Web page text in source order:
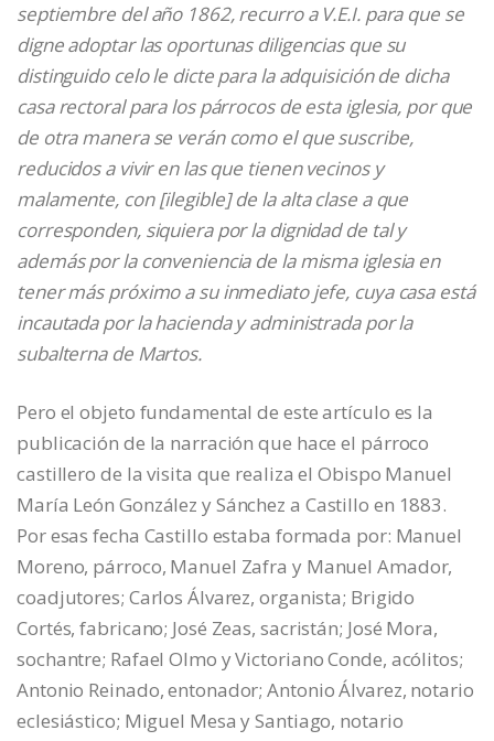
septiembre del año 1862, recurro a V.E.I. para que se
digne adoptar las oportunas diligencias que su
distinguido celo le dicte para la adquisición de dicha
casa rectoral para los párrocos de esta iglesia, por que
de otra manera se verán como el que suscribe,
reducidos a vivir en las que tienen vecinos y
malamente, con[ilegible]de la alta clase a que
corresponden, siquiera por la dignidad de tal y
además por la conveniencia de la misma iglesia en
tener más próximo a su inmediato jefe, cuya casa está
incautada por la hacienda y administrada por la
subalterna de Martos.
Pero el objeto fundamental de este artículo es la
publicación de la narración que hace el párroco
castillero de la visita que realiza el Obispo Manuel
María León González y Sánchez a Castillo en 1883.
Por esas fecha Castillo estaba formada por: Manuel
Moreno, párroco, Manuel Zafra y Manuel Amador,
coadjutores; Carlos Álvarez, organista; Brigido
Cortés, fabricano; José Zeas, sacristán; José Mora,
sochantre; Rafael Olmo y Victoriano Conde, acólitos;
Antonio Reinado, entonador; Antonio Álvarez, notario
eclesiástico; Miguel Mesa y Santiago, notario